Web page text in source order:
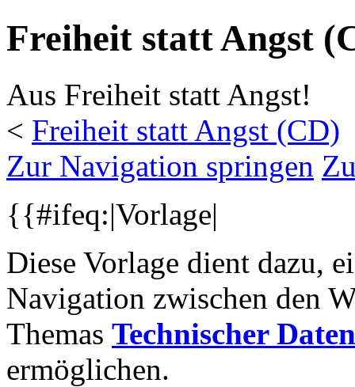
Freiheit statt Angst
Aus Freiheit statt Angst!
< Freiheit statt Angst (CD)
Zur Navigation springen
{{#ifeq:|Vorlage|
Diese Vorlage dient dazu,
Navigation zwischen den
Themas Technischer
ermöglichen.